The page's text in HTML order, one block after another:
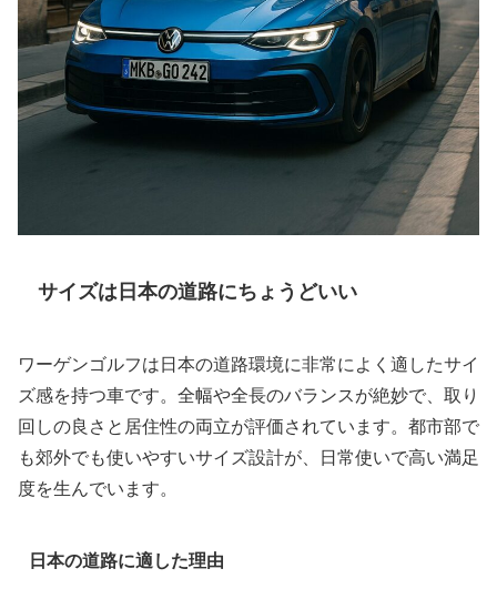
サイズは日本の道路にちょうどいい
ワーゲンゴルフは日本の道路環境に非常によく適したサイ
ズ感を持つ車です。全幅や全長のバランスが絶妙で、取り
回しの良さと居住性の両立が評価されています。都市部で
も郊外でも使いやすいサイズ設計が、日常使いで高い満足
度を生んでいます。
日本の道路に適した理由